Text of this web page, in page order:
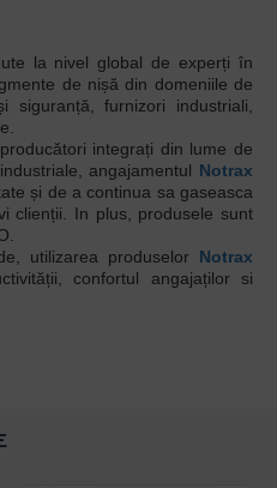
la nivel global de experți în
de nișă din domeniile de
furnizori industriali,
integrați din lume de
angajamentul Notrax
și de a continua sa gaseasca
clienții. In plus, produsele sunt
utilizarea produselor Notrax
confortul angajaților si